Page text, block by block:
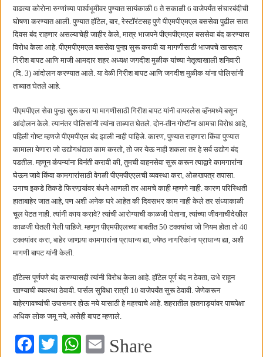
हर घर तिरंगा अभियानासंदर्भात पनवेलमध्ये बैठक
वाढत्या कोरोना रुग्णांच्या पार्श्वभूमीवर पुण्यात सायंकाळी 6 ते सकाळी 6 वाजेपर्यंत संचारबंदीची
घोषणा करण्यात आली. पुण्यात हॉटेल, बार, रेस्टॉरंटसह पुणे पीएमपीएमएल बससेवा पुढील सात
दिवस बंद राहणार असल्याचेही जाहीर केले, मात्र भाजपने पीएमपीएमएल बससेवा बंद करण्यास
विरोध केला आहे. पीएमपीएमएल बससेवा पुन्हा सुरू करावी या मागणीसाठी भाजपचे खासदार
गिरीश बापट आणि माजी आमदार शहर अध्यक्ष जगदीश मुळीक यांच्या नेतृत्वाखाली शनिवारी
(दि. 3) आंदोलन करण्यात आले. या वेळी गिरीश बापट आणि जगदीश मुळीक यांना पोलिसांनी
ताब्यात घेतले आहे.
पीएमपीएल सेवा पुन्हा सुरू करा या मागणीसाठी गिरीश बापट यांनी वायरलेस व्हॅनमध्ये बसून
आंदोलन केले. त्यानंतर पोलिसांनी त्यांना ताब्यात घेतले. दोन-तीन गोष्टींना आमचा विरोध आहे,
पहिली गोष्ट म्हणजे पीएमपीएल बंद झाली नाही पाहिजे. कारण, पुण्यात राहणारा किंवा पुण्यात
कामाला येणारा जो उद्योगधंद्यात काम करतो, तो जर येऊ नाही शकला तर हे सर्व उद्योग बंद
पडतील. म्हणून कंपन्यांना विनंती करावी की, तुमची वाहनसेवा सुरू करून त्याद्वारे कामगारांना
घेऊन जावे किंवा कामगारांसाठी वेगळी पीएमपीएएलची व्यवस्था करा, ओळखपत्र तपासा.
उगाच इकडे तिकडे फिरणार्‍यांवर बंधने आणली तर आमचे काही म्हणणे नाही. कारण परिस्थिती
हाताबाहेर जात आहे, पण अशी अनेक घरे आहेत की दिवसभर काम नाही केले तर संध्याकाळी
चूल पेटत नाही. त्यांनी काय करावे? त्यांची आरोग्याची काळजी घेताना, त्यांच्या जीवनाचीदेखील
काळजी घेतली गेली पाहिजे. म्हणून पीएमपीएलच्या बाबतीत 50 टक्क्यांचा जो नियम होता तो 40
टक्क्यांवर करा, बाहेर जाणार्‍या कामगारांना प्राधान्य द्या, ज्येष्ठ नागरिकांना प्राधान्य द्या, अशी
मागणी बापट यांनी केली.
हॉटेल्स पूर्णपणे बंद करण्यासही त्यांनी विरोध केला आहे. हॉटेल पूर्ण बंद न ठेवता, उभे राहून
खाण्याची व्यवस्था ठेवावी. पार्सल सुविधा रात्री 10 वाजेपर्यंत सुरू ठेवावी. जेणेकरून
बाहेरगावच्यांची उपासमार होऊ नये यासाठी हे महत्त्वाचे आहे. शहरातील हातगाड्यांवर पाचपेक्षा
अधिक लोक जमू नये, असेही बापट म्हणाले.
Fa T
W E
Share